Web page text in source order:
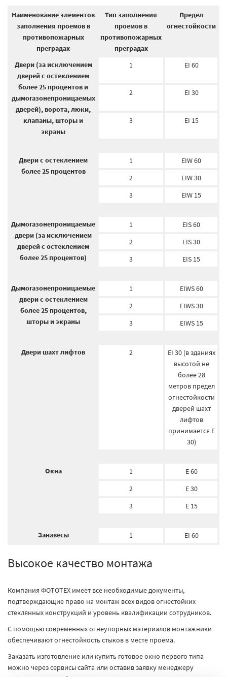
Наименование элементов
заполнения проемов в
противопожарных
преградах
Тип заполнения
проемов в
противопожарных
преградах
Предел
огнестойкости
Двери (за исключением
дверей с остеклением
более 25 процентов и
дымогазонепроницаемых
дверей), ворота, люки,
клапаны, шторы и
экраны
1 EI 60
2 EI 30
3 EI 15
Двери с остеклением
более 25 процентов
1
EIW 60
2
EIW 30
3
EIW 15
Дымогазонепроницаемые
двери (за исключением
дверей с остеклением
более 25 процентов)
1
EIS 60
2
EIS 30
3
EIS 15
Дымогазонепроницаемые
двери с остеклением
более 25 процентов,
шторы и экраны
1
EIWS 60
2
EIWS 30
3
EIWS 15
Двери шахт лифтов 2
EI 30 (в зданиях
высотой не
более 28
метров предел
огнестойкости
дверей шахт
лифтов
принимается E
30)
Окна 1
E 60
2
E 30
3
E 15
Занавесы 1 EI 60
Высокое качество монтажа
Компания ФОТОТЕХ имеет все необходимые документы,
подтверждающие право на монтаж всех видов огнестойких
стеклянных конструкций и уровень квалификации сотрудников.
С помощью современных огнеупорных материалов монтажники
обеспечивают огнестойкость стыков в месте проема.
Заказать изготовление или купить готовое окно первого типа
можно через сервисы сайта или оставив заявку менеджеру